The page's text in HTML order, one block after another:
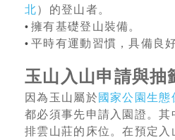
北）的登山者。
• 擁有基礎登山裝備。
• 平時有運動習慣，具備良
玉山入山申請與抽
因為玉山屬於 國家公園生態
都必須事先申請入園證。其
排雲山莊的床位。在預定入